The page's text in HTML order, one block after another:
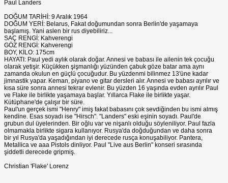
Paul Landers
DOĞUM TARİHİ: 9 Aralık 1964
DOĞUM YERİ: Belarus, Fakat doğumundan sonra Berlin'de yaşamaya
başlamış. Yani aslen bir rus diyebiliriz...
SAÇ RENGİ: Kahverengi
GÖZ RENGİ: Kahverengi
BOY, KİLO: 175cm
HAYATI: Paul yedi aylık olarak doğar. Annesi ve babası ile ailenin tek çocuğu
olarak yetişir. Küçükken şişmanlığı yüzünden çabuk göze batar ama aynı
zamanda okulun en güçlü çocuğudur. Bu yüzdenmi bilinmez 13'üne kadar
jimnastik yapar. Keman, piyano ve gitar dersleri alır. Annesi ve babası ayrılır ve
kısa süre sonra annesi tekrar evlenir. Bu yüzden 16 yaşında evden ayrılır Paul
ve Flake ile birlikte yaşamaya başlar. Yıllarca Flake ile birlikte yaşar.
Kütüphane'de çalışır bir süre.
Paul'un gerçek ismi "Henry" imiş fakat babasını çok sevdiğinden bu ismi almış
kendine. Esas soyadı ise "Hirsch". "Landers" eski eşinin soyadı. Paul'de
grubun dul üyelerinden. Bir oğlu var ve nişanlı olduğu söyleniliyor. Paul fazla
olmamakla birlikte sigara kullanıyor. Rusya'da doğduğundan ve daha sonra
bir yıl Rusya'da yaşadığından iyi derecede rusça konuşabiliyor. Pantera,
Metallica ve aaa Pistols dinliyor. Paul "Live aus Berlin" konseri sırasında
şiddetli derecede gripmiş.
Christian 'Flake' Lorenz